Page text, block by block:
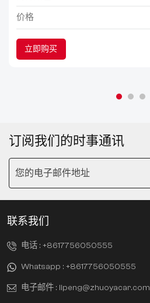
价格
立即购买
订阅我们的时事通讯
联系我们
电话 : +8617756050555
Whatsapp : +8617756050555
电子邮件 : lipeng@zhuoyacar.com